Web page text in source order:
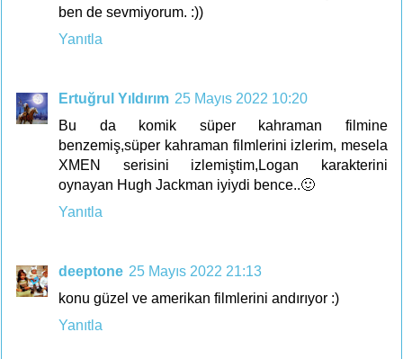
ben de sevmiyorum. :))
Yanıtla
Ertuğrul Yıldırım 25 Mayıs 2022 10:20
Bu da komik süper kahraman filmine
benzemiş,süper kahraman filmlerini izlerim, mesela
XMEN serisini izlemiştim,Logan karakterini
oynayan Hugh Jackman iyiydi bence..🙂
Yanıtla
deeptone 25 Mayıs 2022 21:13
konu güzel ve amerikan filmlerini andırıyor :)
Yanıtla